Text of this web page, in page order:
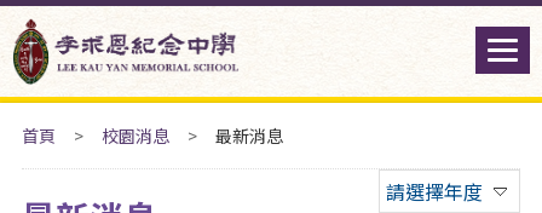
首頁 > 校園消息 > 最新消息
請選擇年度